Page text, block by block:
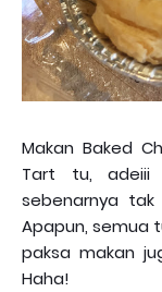
Makan Baked
Tart tu, adeiii
sebenarnya
Apapun, semua
paksa makan
Haha!